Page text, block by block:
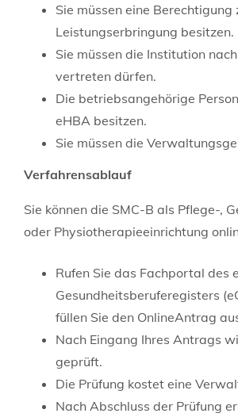
Sie müssen eine Berechtigung
Leistungserbringung besitzen.
Sie müssen die Institution
vertreten dürfen.
Die betriebsangehörige
eHBA besitzen.
Sie müssen die
Verfahrensablauf
Sie können die SMC-B als Pflege-,
oder Physiotherapieeinrichtung
Rufen Sie das Fachportal des
Gesundheitsberuferegisters
füllen Sie den OnlineAntrag
Nach Eingang Ihres Antrags
geprüft.
Die Prüfung kostet eine
Nach Abschluss der Prüfung